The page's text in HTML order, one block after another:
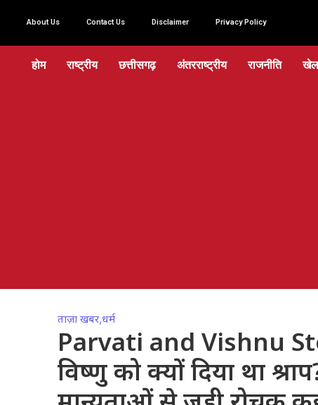
About Us Contact Us Disclaimer Privacy Policy
होम राष्ट्रीय छत्तीसगढ़ अंतरराष्ट्रीय राजनीति खेल
ताज़ा खबर,धर्म
Parvati and Vishnu
विष्णु को क्यों दिया था